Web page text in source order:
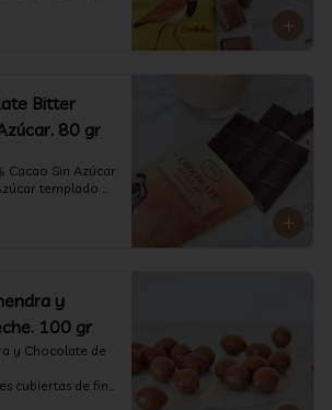
rojas y cacao
Bitter
80 gr
Cacao Sin Azúcar
templado
rojas y cacao
y
100 gr
y Chocolate de
cubiertas de fino